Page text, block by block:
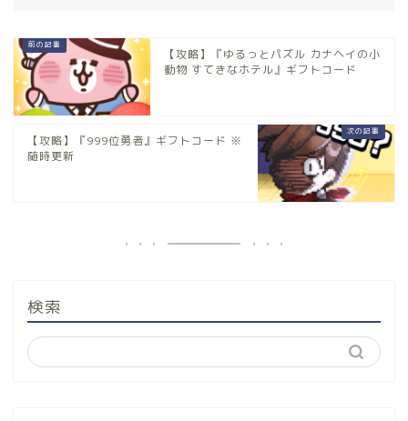
【攻略】『ゆるっとパズル カナヘイの小
動物 すてきなホテル』ギフトコード
【攻略】『999位勇者』ギフトコード ※
随時更新
検索